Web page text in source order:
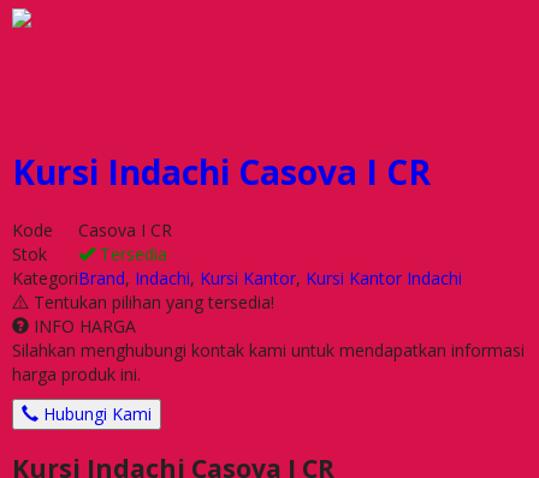
Kursi Indachi Casova I CR
Kode
Casova I CR
Stok
Tersedia
KategoriBrand, Indachi, Kursi Kantor, Kursi Kantor Indachi
Tentukan pilihan yang tersedia!
INFO HARGA
Silahkan menghubungi kontak kami untuk mendapatkan informasi
harga produk ini.
Hubungi Kami
Kursi Indachi Casova I CR